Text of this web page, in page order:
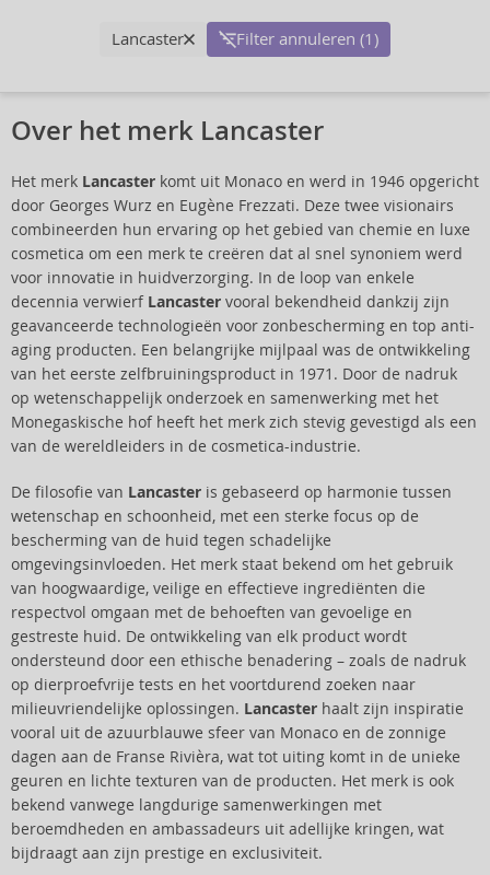
Lancaster Filter annuleren (1)
Over het merk Lancaster
Het merk Lancaster komt uit Monaco en werd in 1946 opgericht
door Georges Wurz en Eugène Frezzati. Deze twee visionairs
combineerden hun ervaring op het gebied van chemie en luxe
cosmetica om een merk te creëren dat al snel synoniem werd
voor innovatie in huidverzorging. In de loop van enkele
decennia verwierf Lancaster vooral bekendheid dankzij zijn
geavanceerde technologieën voor zonbescherming en top anti-
aging producten. Een belangrijke mijlpaal was de ontwikkeling
van het eerste zelfbruiningsproduct in 1971. Door de nadruk
op wetenschappelijk onderzoek en samenwerking met het
Monegaskische hof heeft het merk zich stevig gevestigd als een
van de wereldleiders in de cosmetica-industrie.
De filosofie van Lancaster is gebaseerd op harmonie tussen
wetenschap en schoonheid, met een sterke focus op de
bescherming van de huid tegen schadelijke
omgevingsinvloeden. Het merk staat bekend om het gebruik
van hoogwaardige, veilige en effectieve ingrediënten die
respectvol omgaan met de behoeften van gevoelige en
gestreste huid. De ontwikkeling van elk product wordt
ondersteund door een ethische benadering – zoals de nadruk
op dierproefvrije tests en het voortdurend zoeken naar
milieuvriendelijke oplossingen. Lancaster haalt zijn inspiratie
vooral uit de azuurblauwe sfeer van Monaco en de zonnige
dagen aan de Franse Rivièra, wat tot uiting komt in de unieke
geuren en lichte texturen van de producten. Het merk is ook
bekend vanwege langdurige samenwerkingen met
beroemdheden en ambassadeurs uit adellijke kringen, wat
bijdraagt aan zijn prestige en exclusiviteit.